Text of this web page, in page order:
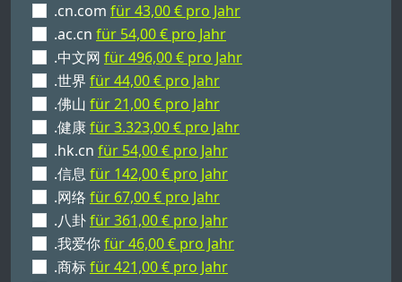
.cn.com für 43,00 € pro Jahr
.ac.cn für 54,00 € pro Jahr
.中文网 für 496,00 € pro Jahr
.世界 für 44,00 € pro Jahr
.佛山 für 21,00 € pro Jahr
.健康für 3.323,00 € pro Jahr
.hk.cn für 54,00 € pro Jahr
.信息 für 142,00 € pro Jahr
.网络 für 67,00 € pro Jahr
.八卦für 361,00 € pro Jahr
.我爱你für 46,00 € pro Jahr
.商标für 421,00 € pro Jahr